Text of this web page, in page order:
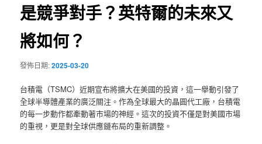
是競爭對手？英特爾的未來又
將如何？
發佈日期:2025-03-20
台積電（TSMC）近期宣布將擴大在美國的投資，這一舉動引發了
全球半導體產業的廣泛關注。作為全球最大的晶圓代工廠，台積電
的每一步動作都牽動著市場的神經。這次的投資不僅是對美國市場
的重視，更是對全球供應鏈布局的重新調整。